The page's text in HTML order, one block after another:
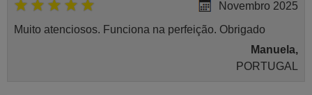
Novembro 2025
Muito atenciosos. Funciona na perfeição. Obrigado
Manuela,
PORTUGAL